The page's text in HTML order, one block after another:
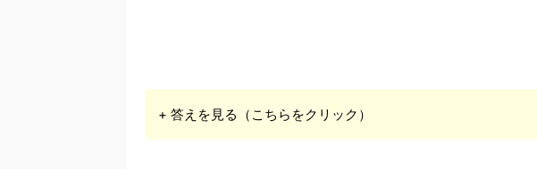
+ 答えを見る（こちらをクリック）